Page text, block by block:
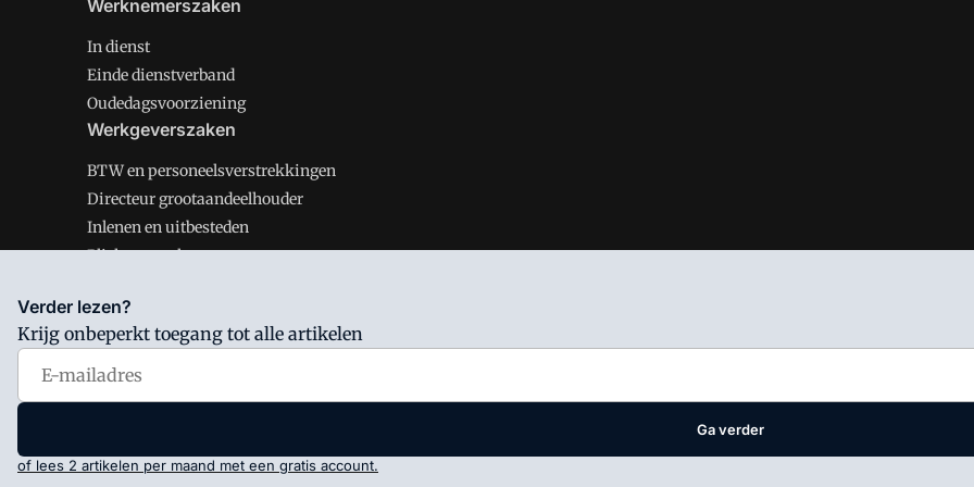
Werknemerszaken
In dienst
Einde dienstverband
Oudedagsvoorziening
Werkgeverszaken
BTW en personeelsverstrekkingen
Directeur grootaandeelhouder
Inlenen en uitbesteden
Plichten werkgever
Salarisnet is onderdeel van VMN media. Lees inons manifestwaar VMN media voor staat. Op gebruik van deze site zijn de
Voorwaarden
Verder lezen?
Krijg onbeperkt toegang tot alle artikelen
Ga verder
of lees 2 artikelen per maand met een gratis account.